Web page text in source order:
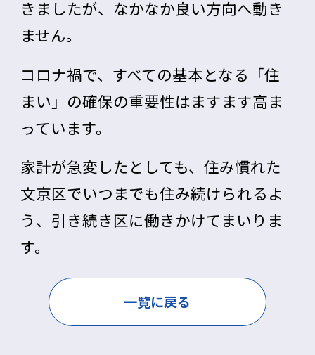
きましたが、なかなか良い方向へ動き
ません。
コロナ禍で、すべての基本となる「住
まい」の確保の重要性はますます高ま
っています。
家計が急変したとしても、住み慣れた
文京区でいつまでも住み続けられるよ
う、引き続き区に働きかけてまいりま
す。
一覧に戻る